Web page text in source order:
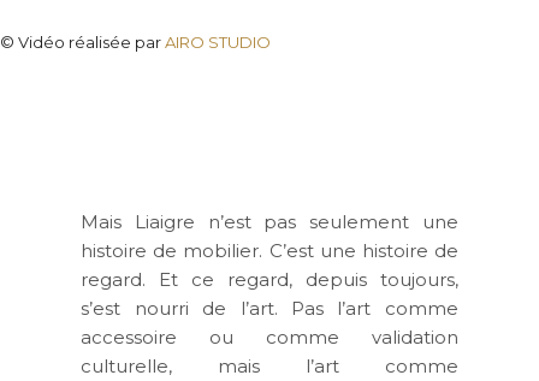
© Vidéo réalisée parAIRO STUDIO
Mais Liaigre n’est pas seulement une
histoire de mobilier. C’est une histoire de
regard. Et ce regard, depuis toujours,
s’est nourri de l’art. Pas l’art comme
accessoire ou comme validation
culturelle, mais l’art comme